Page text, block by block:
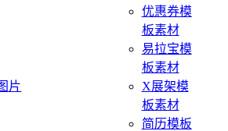
片
优惠券模
板素材
易拉宝模
板素材
X展架模
板素材
简历模板